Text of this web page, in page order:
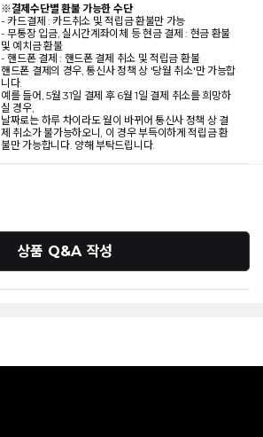
※결제수단별 환불 가능한 수단
- 카드결제 : 카드취소 및 적립금 환불만 가능
- 무통장 입금, 실시간계좌이체 등 현금 결제 : 현금 환불
및 예치금 환불
- 핸드폰 결제 : 핸드폰 결제 취소 및 적립금 환불
핸드폰 결제의 경우, 통신사 정책 상 '당월 취소'만 가능합
니다.
예를 들어, 5월 31일 결제 후 6월 1일 결제 취소를 희망하
실 경우,
날짜로는 하루 차이라도 월이 바뀌어 통신사 정책 상 결
제 취소가 불가능하오니, 이 경우 부득이하게 적립금 환
불만 가능합니다. 양해 부탁드립니다.
상품 Q&A 작성